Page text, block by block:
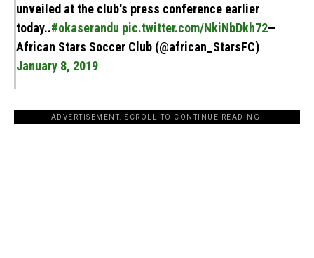
unveiled at the club's press conference earlier
today..#okaserandu pic.twitter.com/NkiNbDkh72—
African Stars Soccer Club (@african_StarsFC)
January 8, 2019
ADVERTISEMENT. SCROLL TO CONTINUE READING.